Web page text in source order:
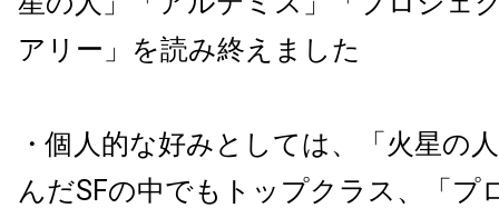
アリー」を読み終えました
・個人的な好みとしては、「火星の
んだSFの中でもトップクラス、「プ